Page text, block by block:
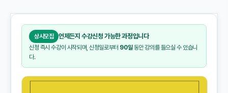
상시모집 언제든지 수강신청 가능한 과정입니다
신청 즉시 수강이 시작되며, 신청일로부터 90일동안 강의를 들으실 수 있습니
다.